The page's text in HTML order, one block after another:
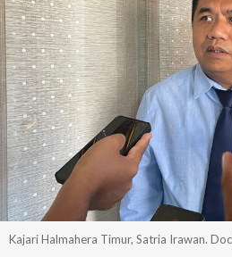
Kajari Halmahera Timur, Satria Irawan.